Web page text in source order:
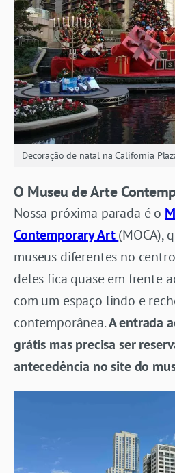
Decoração de natal na California
O Museu de Arte
Nossa próxima parada é o
Contemporary Art(MOCA),
museus diferentes no
deles fica quase em frente
com um espaço lindo e
contemporânea.A entrada
grátis mas precisa ser
antecedência no site do